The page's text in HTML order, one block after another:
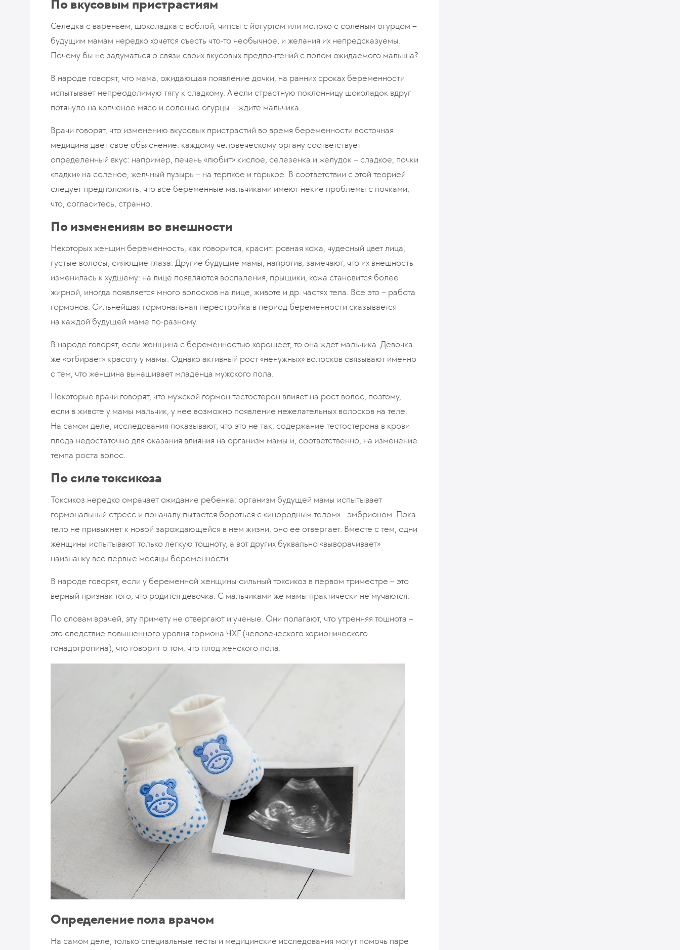
По вкусовым пристрастиям
Селедка с вареньем, шоколадка с воблой, чипсы с йогуртом или молоко с соленым огурцом –
будущим мамам нередко хочется съесть что-то необычное, и желания их непредсказуемы.
Почему бы не задуматься о связи своих вкусовых предпочтений с полом ожидаемого малыша?
В народе говорят, что мама, ожидающая появление дочки, на ранних сроках беременности
испытывает непреодолимую тягу к сладкому. А если страстную поклонницу шоколадок вдруг
потянуло на копченое мясо и соленые огурцы – ждите мальчика.
Врачи говорят, что изменению вкусовых пристрастий во время беременности восточная
медицина дает свое объяснение: каждому человеческому органу соответствует
определенный вкус: например, печень «любит» кислое, селезенка и желудок – сладкое, почки
«падки» на соленое, желчный пузырь – на терпкое и горькое. В соответствии с этой теорией
следует предположить, что все беременные мальчиками имеют некие проблемы с почками,
что, согласитесь, странно.
По изменениям во внешности
Некоторых женщин беременность, как говорится, красит: ровная кожа, чудесный цвет лица,
густые волосы, сияющие глаза. Другие будущие мамы, напротив, замечают, что их внешность
изменилась к худшему: на лице появляются воспаления, прыщики, кожа становится более
жирной, иногда появляется много волосков на лице, животе и др. частях тела. Все это – работа
гормонов. Сильнейшая гормональная перестройка в период беременности сказывается
на каждой будущей маме по-разному.
В народе говорят, если женщина с беременностью хорошеет, то она ждет мальчика. Девочка
же «отбирает» красоту у мамы. Однако активный рост «ненужных» волосков связывают именно
с тем, что женщина вынашивает младенца мужского пола.
Некоторые врачи говорят, что мужской гормон тестостерон влияет на рост волос, поэтому,
если в животе у мамы мальчик, у нее возможно появление нежелательных волосков на теле.
На самом деле, исследования показывают, что это не так: содержание тестостерона в крови
плода недостаточно для оказания влияния на организм мамы и, соответственно, на изменение
темпа роста волос.
По силе токсикоза
Токсикоз нередко омрачает ожидание ребенка: организм будущей мамы испытывает
гормональный стресс и поначалу пытается бороться с «инородным телом» - эмбрионом. Пока
тело не привыкнет к новой зарождающейся в нем жизни, оно ее отвергает. Вместе с тем, одни
женщины испытывают только легкую тошноту, а вот других буквально «выворачивает»
наизнанку все первые месяцы беременности.
В народе говорят, если у беременной женщины сильный токсикоз в первом триместре – это
верный признак того, что родится девочка. С мальчиками же мамы практически не мучаются.
По словам врачей, эту примету не отвергают и ученые. Они полагают, что утренняя тошнота –
это следствие повышенного уровня гормона ЧХГ (человеческого хорионического
гонадотропина), что говорит о том, что плод женского пола.
Определение пола врачом
На самом деле, только специальные тесты и медицинские исследования могут помочь паре